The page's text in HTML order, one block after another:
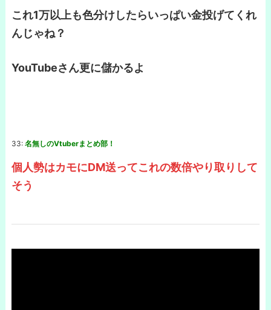
これ1万以上も色分けしたらいっぱい金投げてくれ
んじゃね？
YouTubeさん更に儲かるよ
33: 名無しのVtuberまとめ部！
個人勢はカモにDM送ってこれの数倍やり取りして
そう